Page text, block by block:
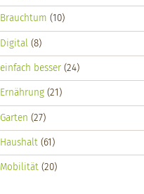
Brauchtum (10)
Digital (8)
einfach besser(24)
Ernährung(21)
Garten (27)
Haushalt(61)
Mobilität(20)